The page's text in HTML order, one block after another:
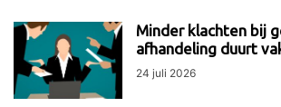
Minder klachten bij
afhandeling duurt
24 juli 2026